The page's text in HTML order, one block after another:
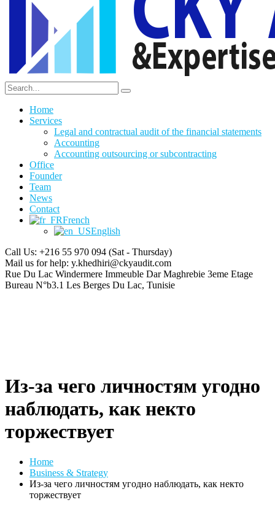
Home
Services
Legal and contractual audit of the financial statements
Accounting
Accounting outsourcing or subcontracting
Office
Founder
Team
News
Contact
French
English
Call Us: +216 55 970 094 (Sat - Thursday)
Mail us for help: y.khedhiri@ckyaudit.com
Rue Du Lac Windermere Immeuble Dar Maghrebie 3eme Etage
Bureau N°b3.1 Les Berges Du Lac, Tunisie
Из-за чего личностям угодно
наблюдать, как некто
торжествует
Home
Business & Strategy
Из-за чего личностям угодно наблюдать, как некто
торжествует